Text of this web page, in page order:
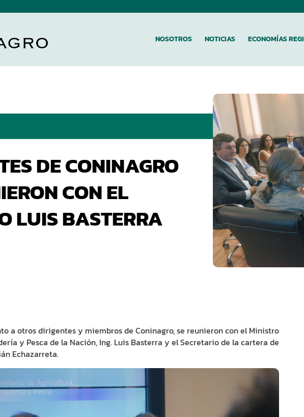
NOSOTROS NOTICIAS ECONOMÍAS
DE CONINAGRO
CON EL
LUIS BASTERRA
a otros dirigentes y miembros de Coninagro, se reunieron con el Ministro
y Pesca de la Nación, Ing. Luis Basterra y el Secretario de la cartera de
Echazarreta.